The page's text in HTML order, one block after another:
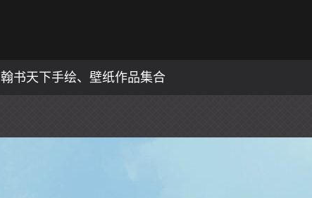
翰书天下手绘、壁纸作品集合